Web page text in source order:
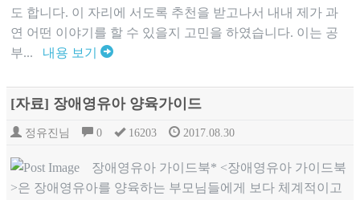
도 합니다. 이 자리에 서도록 추천을 받고나서 내내 제가 과
연 어떤 이야기를 할 수 있을지 고민을 하였습니다. 이는 공
부... 내용 보기
[자료] 장애영유아 양육가이드
정유진님 0 16203 2017.08.30
장애영유아 가이드북* <장애영유아 가이드북
>은 장애영유아를 양육하는 부모님들에게 보다 체계적이고